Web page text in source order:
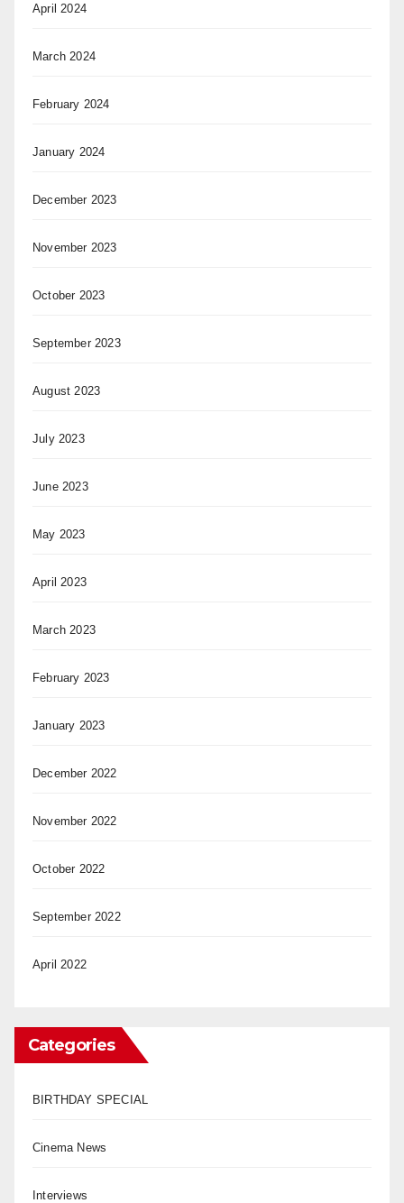
April 2024
March 2024
February 2024
January 2024
December 2023
November 2023
October 2023
September 2023
August 2023
July 2023
June 2023
May 2023
April 2023
March 2023
February 2023
January 2023
December 2022
November 2022
October 2022
September 2022
April 2022
Categories
BIRTHDAY SPECIAL
Cinema News
Interviews